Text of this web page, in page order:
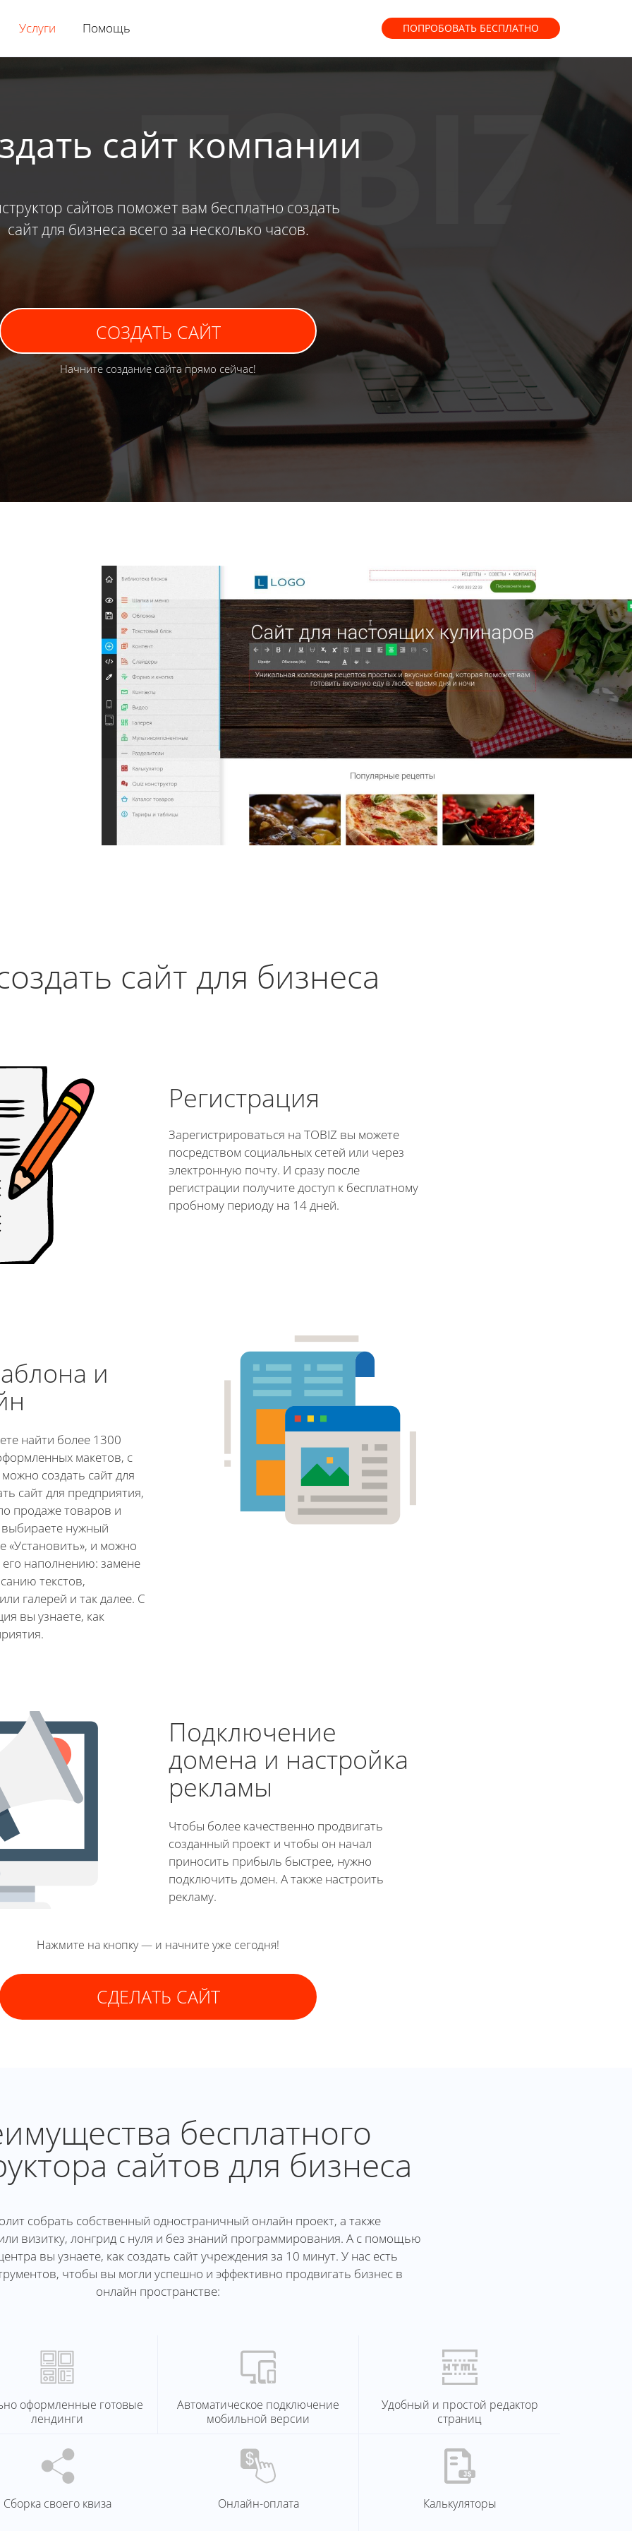
Услуги Помощь ПОПРОБОВАТЬ БЕСПЛАТНО
сайт компании
сайтов поможет вам бесплатно создать
сайт для бизнеса всего за несколько часов.
СОЗДАТЬ САЙТ
Начните создание сайта прямо сейчас!
сайт для бизнеса
Регистрация
Зарегистрироваться на TOBIZ вы можете
посредством социальных сетей или через
электронную почту. И сразу после
регистрации получите доступ к бесплатному
пробному периоду на 14 дней.
и
найти более 1300
макетов, с
создать сайт для
сайт для предприятия,
продаже товаров и
нужный
«Установить», и можно
его наполнению: замене
текстов,
галерей и так далее. С
вы узнаете, как
Подключение
домена и настройка
рекламы
Чтобы более качественно продвигать
созданный проект и чтобы он начал
приносить прибыль быстрее, нужно
подключить домен. А также настроить
рекламу.
Нажмите на кнопку — и начните уже сегодня!
СДЕЛАТЬ САЙТ
бесплатного
сайтов для бизнеса
собрать собственный одностраничный онлайн проект, а также
визитку, лонгрид с нуля и без знаний программирования. А с помощью
вы узнаете, как создать сайт учреждения за 10 минут. У нас есть
чтобы вы могли успешно и эффективно продвигать бизнес в
онлайн пространстве:
оформленные готовые
лендинги
Автоматическое подключение
мобильной версии
Удобный и простой редактор
страниц
Сборка своего квиза Онлайн-оплата Калькуляторы